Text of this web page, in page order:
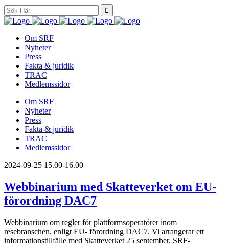
Search
for:
Om SRF
Nyheter
Press
Fakta & juridik
TRAC
Medlemssidor
Om SRF
Nyheter
Press
Fakta & juridik
TRAC
Medlemssidor
2024-09-25 15.00-16.00
Webbinarium med Skatteverket om EU-
förordning DAC7
Webbinarium om regler för plattformsoperatörer inom
resebranschen, enligt EU- förordning DAC7. Vi arrangerar ett
informationstillfälle med Skatteverket 25 september. SRF-